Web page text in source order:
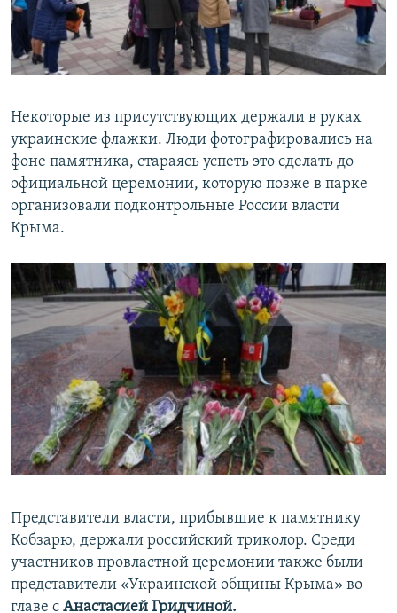
Некоторые из присутствующих держали в руках
украинские флажки. Люди фотографировались на
фоне памятника, стараясь успеть это сделать до
официальной церемонии, которую позже в парке
организовали подконтрольные России власти
Крыма.
Представители власти, прибывшие к памятнику
Кобзарю, держали российский триколор. Среди
участников провластной церемонии также были
представители «Украинской общины Крыма» во
главе с Анастасией Гридчиной.